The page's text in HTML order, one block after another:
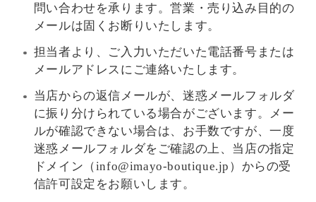
問い合わせを承ります。営業・売り込み目的の
メールは固くお断りいたします。
担当者より、ご入力いただいた電話番号または
メールアドレスにご連絡いたします。
当店からの返信メールが、迷惑メールフォルダ
に振り分けられている場合がございます。メー
ルが確認できない場合は、お手数ですが、一度
迷惑メールフォルダをご確認の上、当店の指定
ドメイン（info@imayo-boutique.jp）からの受
信許可設定をお願いします。